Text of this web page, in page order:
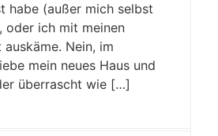
habe (außer mich selbst
oder ich mit meinen
Nein, im
mein neues Haus und
überrascht wie […]